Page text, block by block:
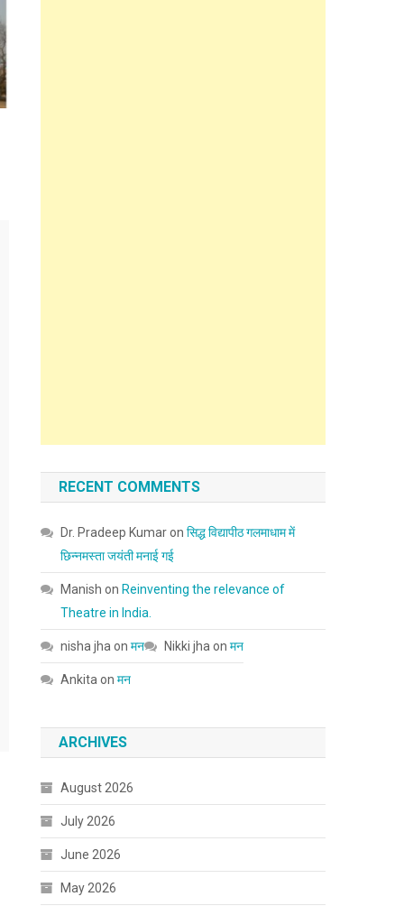
RECENT COMMENTS
Dr. Pradeep Kumaronसिद्ध विद्यापीठ गलमाधाम में
छिन्नमस्ता जयंती मनाई गई
Manish on Reinventing the relevance of
Theatre in India.
nisha jha onमन Nikki jha onमन
Ankita onमन
ARCHIVES
August 2026
July 2026
June 2026
May 2026